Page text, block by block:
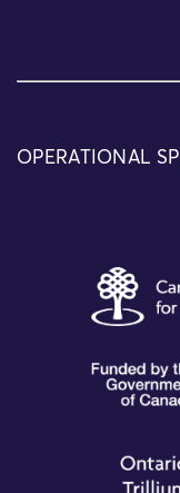
OPERATIONAL